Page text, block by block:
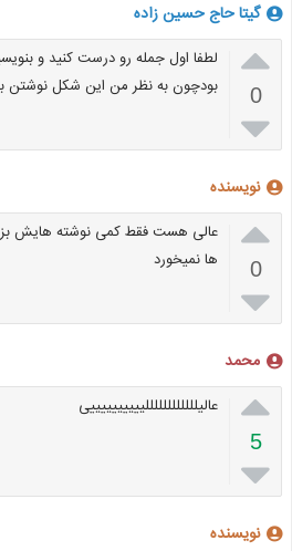
گیتا حاج حسین زاده

0

لطفا اول جمله رو درست کنید و
بودچون به نظر من این شکل نوشتن
نویسنده

0

عالی هست فقط کمی نوشته هایش
ها نمیخورد
محمد

5

عالیللللللللللللییییییییییی
نویسنده